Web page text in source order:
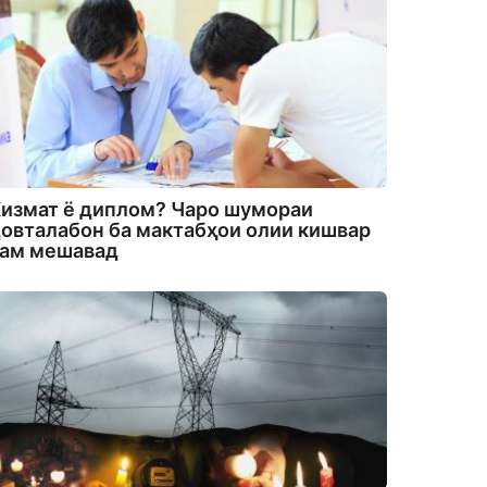
ё диплом? Чаро шумораи
ба мактабҳои олии кишвар
мешавад